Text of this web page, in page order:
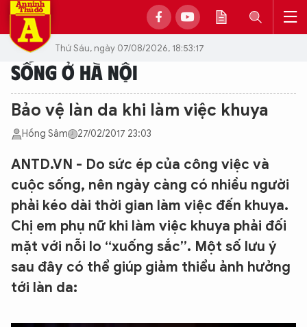
Thứ Sáu, ngày 07/08/2026, 18:53:17
SỐNG Ở HÀ NỘI
Bảo vệ làn da khi làm việc khuya
Hồng Sâm 27/02/2017 23:03
ANTD.VN - Do sức ép của công việc và
cuộc sống, nên ngày càng có nhiều người
phải kéo dài thời gian làm việc đến khuya.
Chị em phụ nữ khi làm việc khuya phải đối
mặt với nỗi lo “xuống sắc”. Một số lưu ý
sau đây có thể giúp giảm thiểu ảnh hưởng
tới làn da: